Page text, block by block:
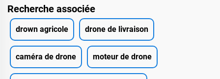
Recherche associée
drown agricole drone de livraison
caméra de drone moteur de drone